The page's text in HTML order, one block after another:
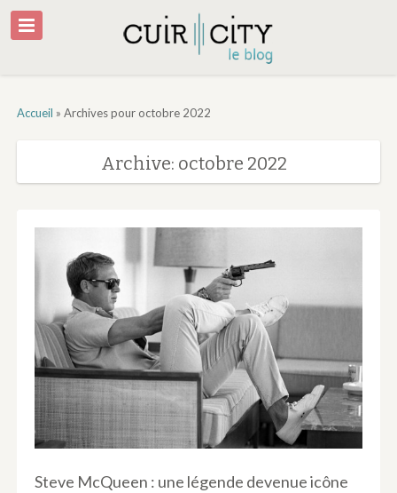
Accueil » Archives pour octobre 2022
Archive: octobre 2022
Steve McQueen : une légende devenue icône